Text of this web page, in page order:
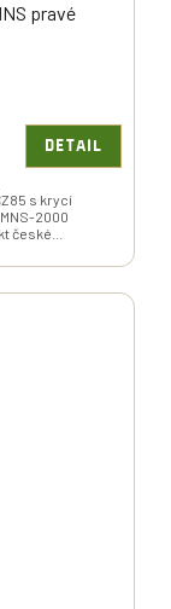
pravé
DETAIL
s krycí
2000
české...